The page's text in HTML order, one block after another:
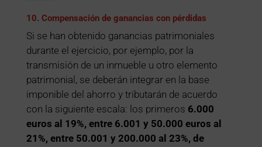
10. Compensación de ganancias con pérdidas
Si se han obtenido ganancias patrimoniales
durante el ejercicio, por ejemplo, por la
transmisión de un inmueble u otro elemento
patrimonial, se deberán integrar en la base
imponible del ahorro y tributarán de acuerdo
con la siguiente escala: los primeros 6.000
euros al 19%, entre 6.001 y 50.000 euros al
21%, entre 50.001 y 200.000 al 23%, de